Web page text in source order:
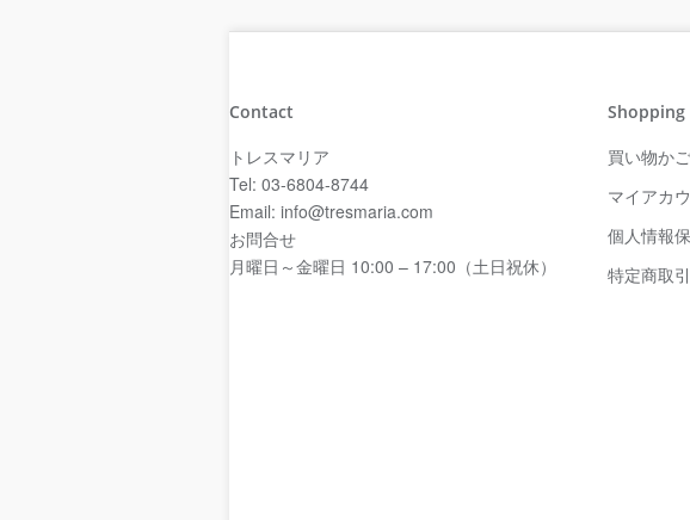
Contact
トレスマリア
Tel: 03-6804-8744
Email: info@tresmaria.com
お問合せ
月曜日～金曜日 10:00 – 17:00（土日祝休）
Shopping
買い物かご
マイアカ
個人情報
特定商取